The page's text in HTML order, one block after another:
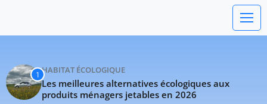
Carbone Gm - Blog d'actualités
CARBONE
GM
PERFORMANCE · PRÉCISION · PASSION
1 HABITAT ÉCOLOGIQUE
Les meilleures alternatives écologiques aux
produits ménagers jetables en 2026